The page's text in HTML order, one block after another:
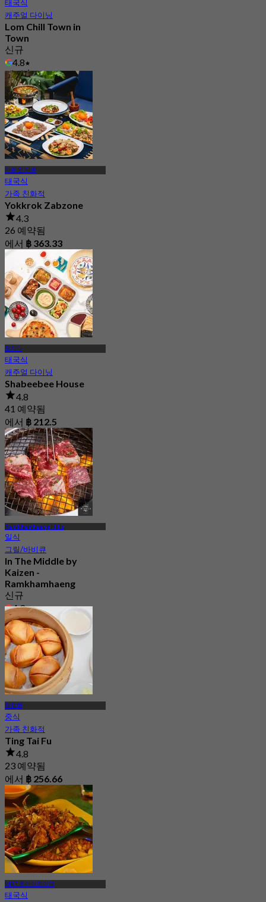
태국식
캐주얼 다이닝
Lom Chill Town in
Town
신규
4.8
에서฿ 416.66
타운 인 타운
태국식
가족 친화적
Yokkrok Zabzone
4.3
26 예약됨
에서 ฿ 363.33
랏차다
태국식
캐주얼 다이닝
Shabeebee House
4.8
41 예약됨
에서 ฿ 212.5
Ramkhamhaeng Hills
일식
그릴/바비큐
In The Middle by
Kaizen -
Ramkhamhaeng
신규
4.9
에서฿ 959
람캄행
중식
가족 친화적
Ting Tai Fu
4.8
23 예약됨
에서 ฿ 256.66
MRT 후아이콰이역
태국식